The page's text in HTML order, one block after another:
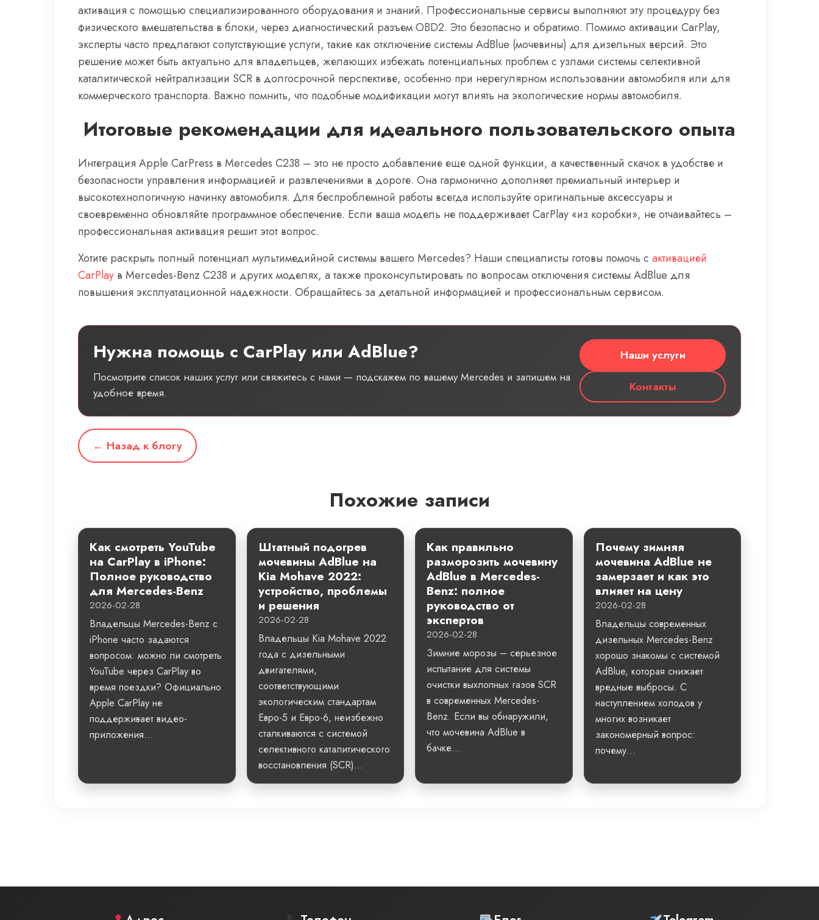
активация с помощью специализированного оборудования и знаний. Профессиональные сервисы выполняют эту процедуру без
физического вмешательства в блоки, через диагностический разъем OBD2. Это безопасно и обратимо. Помимо активации CarPlay,
эксперты часто предлагают сопутствующие услуги, такие как отключение системы AdBlue (мочевины) для дизельных версий. Это
решение может быть актуально для владельцев, желающих избежать потенциальных проблем с узлами системы селективной
каталитической нейтрализации SCR в долгосрочной перспективе, особенно при нерегулярном использовании автомобиля или для
коммерческого транспорта. Важно помнить, что подобные модификации могут влиять на экологические нормы автомобиля.
Итоговые рекомендации для идеального пользовательского опыта
Интеграция Apple CarPress в Mercedes C238 – это не просто добавление еще одной функции, а качественный скачок в удобстве и
безопасности управления информацией и развлечениями в дороге. Она гармонично дополняет премиальный интерьер и
высокотехнологичную начинку автомобиля. Для беспроблемной работы всегда используйте оригинальные аксессуары и
своевременно обновляйте программное обеспечение. Если ваша модель не поддерживает CarPlay «из коробки», не отчаивайтесь –
профессиональная активация решит этот вопрос.
Хотите раскрыть полный потенциал мультимедийной системы вашего Mercedes? Наши специалисты готовы помочь с активацией
CarPlay в Mercedes-Benz C238 и других моделях, а также проконсультировать по вопросам отключения системы AdBlue для
повышения эксплуатационной надежности. Обращайтесь за детальной информацией и профессиональным сервисом.
Нужна помощь с CarPlay или AdBlue?
Посмотрите список наших услуг или свяжитесь с нами — подскажем по вашему Mercedes и запишем на
удобное время.
Наши услуги
Контакты
← Назад к блогу
Похожие записи
Как смотреть YouTube
на CarPlay в iPhone:
Полное руководство
для Mercedes-Benz
2026-02-28
Владельцы Mercedes-Benz с
iPhone часто задаются
вопросом: можно ли смотреть
YouTube через CarPlay во
время поездки? Официально
Apple CarPlay не
поддерживает видео-
приложения...
Штатный подогрев
мочевины AdBlue на
Kia Mohave 2022:
устройство, проблемы
и решения
2026-02-28
Владельцы Kia Mohave 2022
года с дизельными
двигателями,
соответствующими
экологическим стандартам
Евро-5 и Евро-6, неизбежно
сталкиваются с системой
селективного каталитического
восстановления (SCR)...
Как правильно
разморозить мочевину
AdBlue в Mercedes-
Benz: полное
руководство от
экспертов
2026-02-28
Зимние морозы – серьезное
испытание для системы
очистки выхлопных газов SCR
в современных Mercedes-
Benz. Если вы обнаружили,
что мочевина AdBlue в
бачке...
Почему зимняя
мочевина AdBlue не
замерзает и как это
влияет на цену
2026-02-28
Владельцы современных
дизельных Mercedes-Benz
хорошо знакомы с системой
AdBlue, которая снижает
вредные выбросы. С
наступлением холодов у
многих возникает
закономерный вопрос:
почему...